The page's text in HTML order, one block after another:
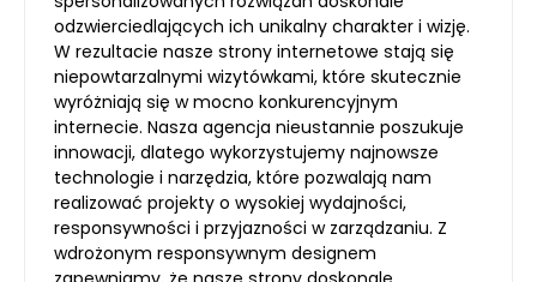
odzwierciedlających ich unikalny charakter i wizję.
W rezultacie nasze strony internetowe stają się
niepowtarzalnymi wizytówkami, które skutecznie
wyróżniają się w mocno konkurencyjnym
internecie. Nasza agencja nieustannie poszukuje
innowacji, dlatego wykorzystujemy najnowsze
technologie i narzędzia, które pozwalają nam
realizować projekty o wysokiej wydajności,
responsywności i przyjazności w zarządzaniu. Z
wdrożonym responsywnym designem